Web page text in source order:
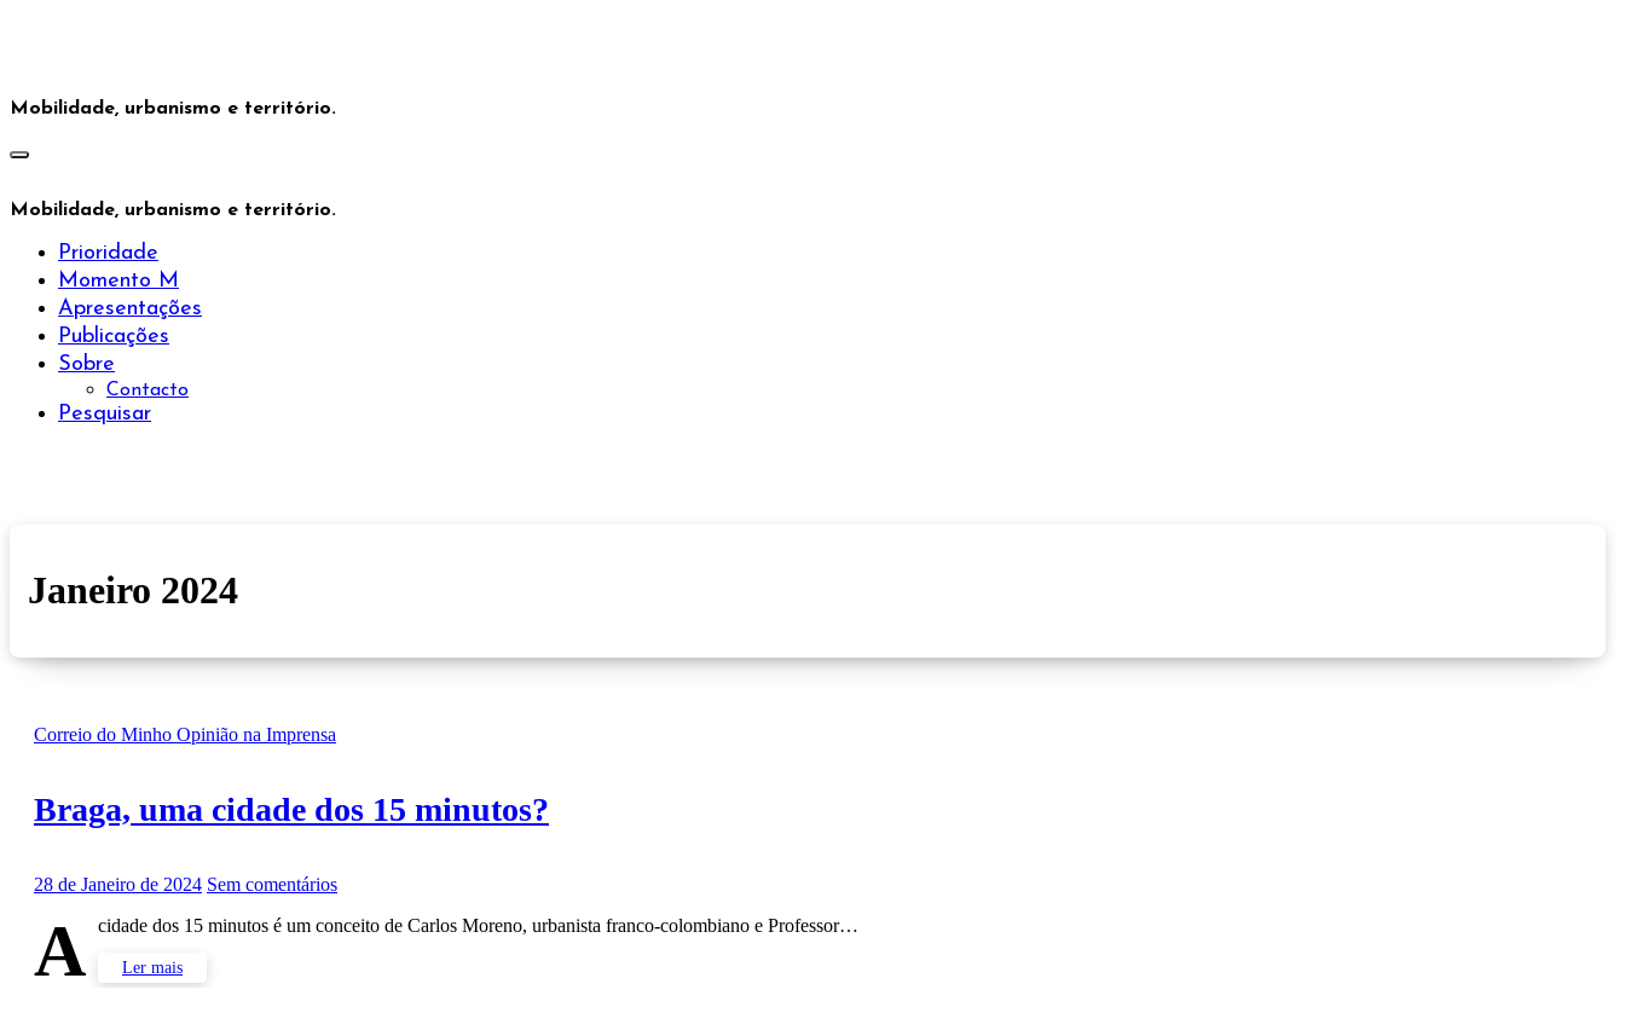
Mobilidade, urbanismo e território.
Mobilidade, urbanismo e território.
Prioridade
Momento M
Apresentações
Publicações
Sobre
Contacto
Pesquisar
Janeiro 2024
Correio do Minho Opinião na Imprensa
Braga, uma cidade dos 15 minutos?
28 de Janeiro de 2024 Sem comentários
A cidade dos 15 minutos é um conceito de Carlos Moreno, urbanista franco-colombiano e Professor…
Ler mais